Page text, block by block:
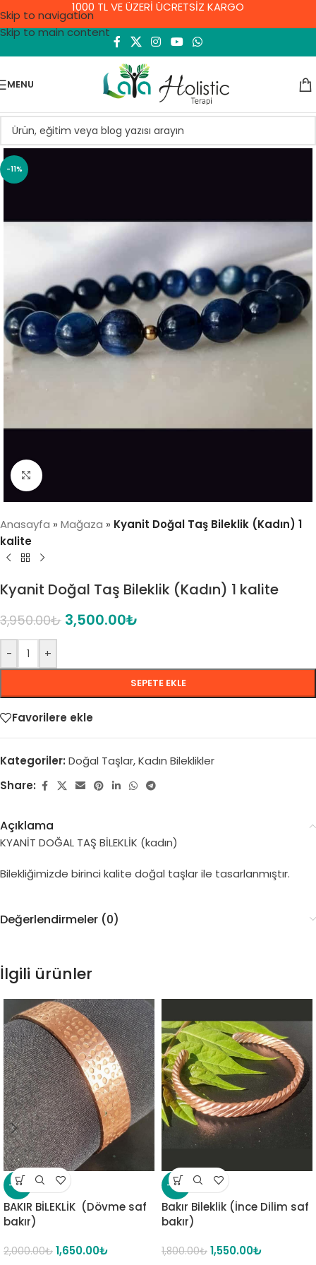
Skip to navigation
Skip to main content
1000 TL VE ÜZERİ ÜCRETSİZ KARGO
MENU
-11%
Click to enlarge
Anasayfa » Mağaza » Kyanit Doğal Taş Bileklik (Kadın) 1
kalite
Kyanit Doğal Taş Bileklik (Kadın) 1 kalite
3,950.00₺ 3,500.00₺
- +
SEPETE EKLE
Favorilere ekle
Kategoriler: Doğal Taşlar,Kadın Bileklikler
Share:
Açıklama
KYANİT DOĞAL TAŞ BİLEKLİK (kadın)
Bilekliğimizde birinci kalite doğal taşlar ile tasarlanmıştır.
Değerlendirmeler (0)
İlgili ürünler
-18%
BAKIR BİLEKLİK (Dövme saf
bakır)
2,000.00₺ 1,650.00₺
-14%
Bakır Bileklik (İnce Dilim saf
bakır)
1,800.00₺ 1,550.00₺